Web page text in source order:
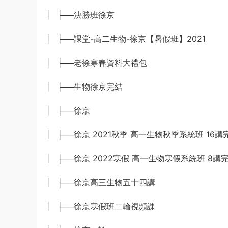
| ├──決勝班徐京
| ├──課堂-高二生物-徐京【暑假班】2021
| ├──老徐寒春資料大禮包
| ├──生物徐京完結
| ├──徐京
| ├──徐京 2021秋季 高一生物秋季系統班 16講
| ├──徐京 2022寒假 高一生物寒假系統班 8講
| ├──徐京高三生物五十四講
| ├──徐京寒假班二輪視頻課